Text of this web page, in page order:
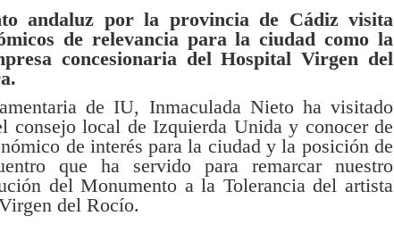
andaluz por la provincia de Cádiz visita
de relevancia para la ciudad como la
concesionaria del Hospital Virgen del
de IU, Inmaculada Nieto ha visitado
consejo local de Izquierda Unida y conocer de
de interés para la ciudad y la posición de
que ha servido para remarcar nuestro
del Monumento a la Tolerancia del artista
del Rocío.